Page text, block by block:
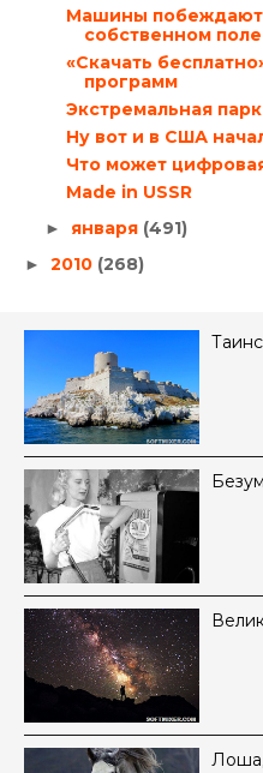
Машины
собственном поле
«Скачать
программ
Экстремальная
Ну вот и в США
Что может
Made in USSR
► января (491)
► 2010 (268)